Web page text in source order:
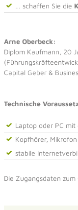
… schaffen Sie die
Arne Oberbeck:
Diplom Kaufmann, 20
Capital Geber &
Technische
Laptop oder PC
Kopfhörer,
stabile
Die Zugangsdaten